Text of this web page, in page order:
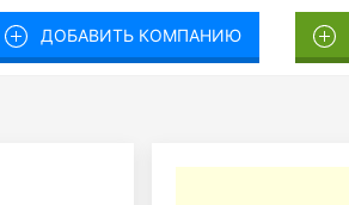
ДОБАВИТЬ КОМПАНИЮ